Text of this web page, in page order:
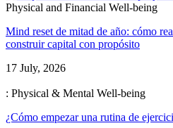
Physical and Financial Well-being
Mind reset de mitad de año: cómo
construir capital con propósito
17 July, 2026
: Physical & Mental Well-being
¿Cómo empezar una rutina de